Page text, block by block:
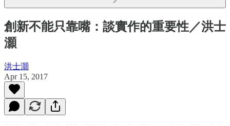
創新不能只靠嘴：談實作的重要性／洪士
灝
洪士灝
Apr 15, 2017